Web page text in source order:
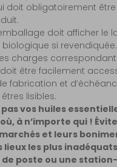
doit obligatoirement être
doit afficher le
si revendiquée.
charges
être facilement
fabrication et
lisibles.
pas vos huiles
à n’importe qui !
et leurs
lieux les plus
poste ou une